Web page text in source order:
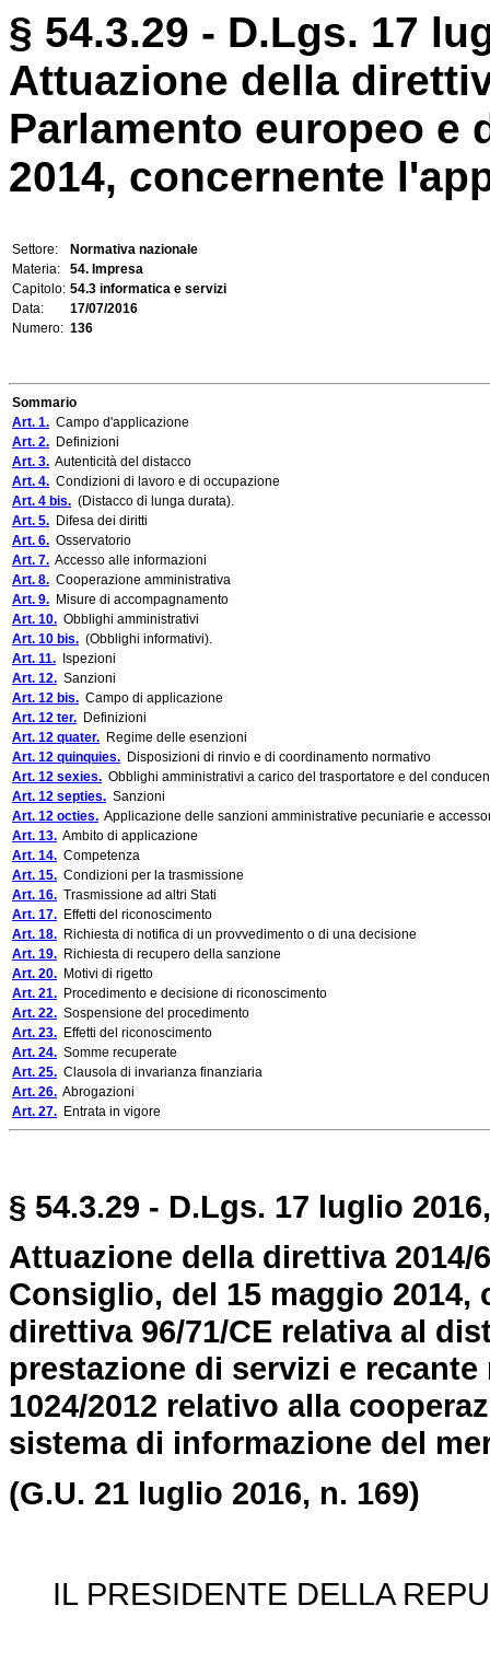
§ 54.3.29 - D.Lgs. 17
Attuazione della
Parlamento europeo e
2014, concernente
Settore:
Normativa nazionale
Materia:
54. Impresa
Capitolo: 54.3 informatica e servizi
Data:
17/07/2016
Numero: 136
Sommario
Art. 1. Campo d'applicazione
Art. 2. Definizioni
Art. 3. Autenticità del distacco
Art. 4. Condizioni di lavoro e di occupazione
Art. 4 bis. (Distacco di lunga durata).
Art. 5. Difesa dei diritti
Art. 6. Osservatorio
Art. 7. Accesso alle informazioni
Art. 8. Cooperazione amministrativa
Art. 9. Misure di accompagnamento
Art. 10. Obblighi amministrativi
Art. 10 bis. (Obblighi informativi).
Art. 11. Ispezioni
Art. 12. Sanzioni
Art. 12 bis. Campo di applicazione
Art. 12 ter. Definizioni
Art. 12 quater. Regime delle esenzioni
Art. 12 quinquies. Disposizioni di rinvio e di coordinamento normativo
Art. 12 sexies. Obblighi amministrativi a carico del trasportatore e del
Art. 12 septies. Sanzioni
Art. 12 octies. Applicazione delle sanzioni amministrative pecuniarie e
Art. 13. Ambito di applicazione
Art. 14. Competenza
Art. 15. Condizioni per la trasmissione
Art. 16. Trasmissione ad altri Stati
Art. 17. Effetti del riconoscimento
Art. 18. Richiesta di notifica di un provvedimento o di una decisione
Art. 19. Richiesta di recupero della sanzione
Art. 20. Motivi di rigetto
Art. 21. Procedimento e decisione di riconoscimento
Art. 22. Sospensione del procedimento
Art. 23. Effetti del riconoscimento
Art. 24. Somme recuperate
Art. 25. Clausola di invarianza finanziaria
Art. 26. Abrogazioni
Art. 27. Entrata in vigore
§ 54.3.29 - D.Lgs. 17 luglio
Attuazione della direttiva 2014/
Consiglio, del 15 maggio
direttiva 96/71/CE relativa al
prestazione di servizi e
1024/2012 relativo alla
sistema di informazione del
(G.U. 21 luglio 2016, n. 169)
IL PRESIDENTE DELLA